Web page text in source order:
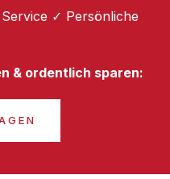
✓ Persönliche
& ordentlich sparen: